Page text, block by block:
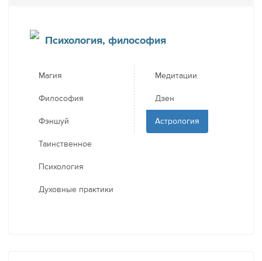
Психология, философия
Магия
Философия
Фэншуй
Таинственное
Психология
Духовные практики
Медитации
Дзен
Астрология